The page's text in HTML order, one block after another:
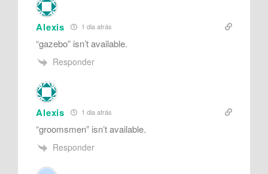
Alexis 1 dia atrás
“gazebo” isn’t available.
Responder
Alexis 1 dia atrás
“groomsmen” isn’t available.
Responder